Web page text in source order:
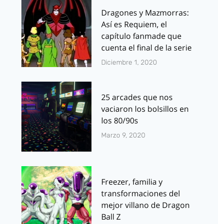
Dragones y Mazmorras:
Así es Requiem, el
capítulo fanmade que
cuenta el final de la serie
Diciembre 1, 2020
25 arcades que nos
vaciaron los bolsillos en
los 80/90s
Marzo 9, 2020
Freezer, familia y
transformaciones del
mejor villano de Dragon
Ball Z